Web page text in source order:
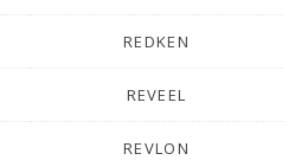
REDKEN
REVEEL
REVLON